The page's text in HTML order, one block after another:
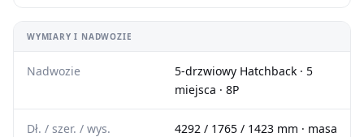
WYMIARY I NADWOZIE
Nadwozie
5-drzwiowy Hatchback · 5
miejsca · 8P
Dł. / szer. / wys. 4292 / 1765 / 1423 mm · masa